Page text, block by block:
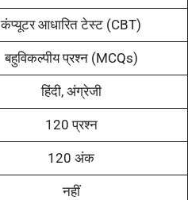
कंप्यूटर आधारित टेस्ट (CBT)
बहुविकल्पीय प्रश्न (MCQs)
हिंदी, अंग्रेजी
120 प्रश्न
120 अंक
नहीं